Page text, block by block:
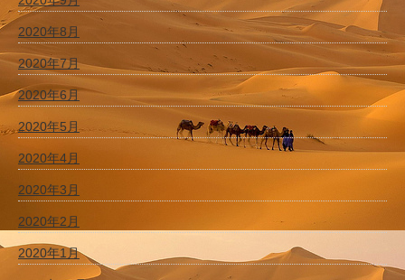
2020年8月
2020年7月
2020年6月
2020年5月
2020年4月
2020年3月
2020年2月
2020年1月